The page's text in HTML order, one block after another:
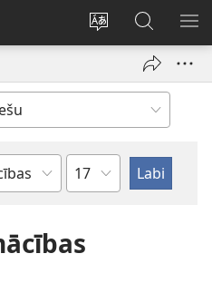
Mainīt
valodu
Pieteikties
(opens
Meklēt
vietnē
JW.ORG
Pēc
nodaļām